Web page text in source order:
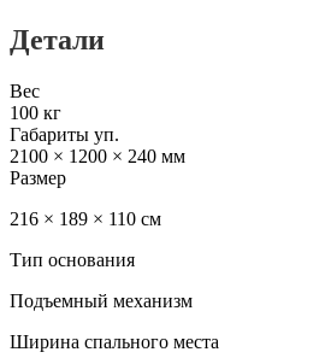
Детали
Вес
100 кг
Габариты уп.
2100 × 1200 × 240 мм
Размер
216 × 189 × 110 см
Тип основания
Подъемный механизм
Ширина спального места